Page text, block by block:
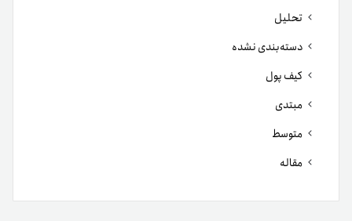
تحلیل
دسته‌بندی نشده
کیف پول
مبتدی
متوسط
مقاله